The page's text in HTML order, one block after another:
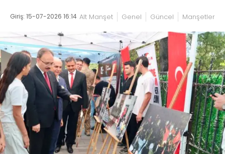
Giriş: 15-07-2026 16:14 Alt Manşet Genel Güncel Manşetler